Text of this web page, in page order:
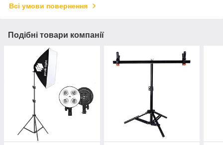
Всі умови повернення
Подібні товари компанії